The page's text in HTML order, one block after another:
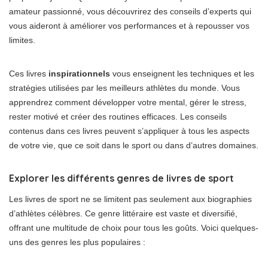
amateur passionné, vous découvrirez des conseils d’experts qui
vous aideront à améliorer vos performances et à repousser vos
limites.
Ces livres inspirationnels vous enseignent les techniques et les
stratégies utilisées par les meilleurs athlètes du monde. Vous
apprendrez comment développer votre mental, gérer le stress,
rester motivé et créer des routines efficaces. Les conseils
contenus dans ces livres peuvent s’appliquer à tous les aspects
de votre vie, que ce soit dans le sport ou dans d’autres domaines.
Explorer les différents genres de livres de sport
Les livres de sport ne se limitent pas seulement aux biographies
d’athlètes célèbres. Ce genre littéraire est vaste et diversifié,
offrant une multitude de choix pour tous les goûts. Voici quelques-
uns des genres les plus populaires :